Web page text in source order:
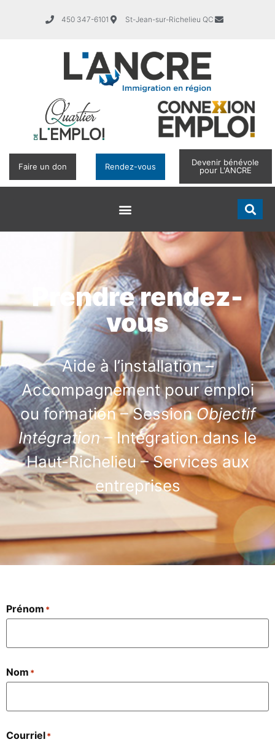
450 347-6101 St-Jean-sur-Richelieu QC
Faire un don Rendez-vous
Devenir bénévole
pour L'ANCRE
Prendre rendez-
vous
Aide à l’installation –
Accompagnement pour emploi
ou formation – SessionObjectif
Intégration– Intégration dans le
Haut-Richelieu – Services aux
entreprises
Prénom *
Nom *
Courriel*